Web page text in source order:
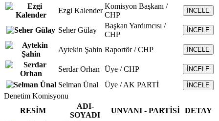
Ezgi Kalender
Komisyon Başkanı /
CHP
İNCELE
Seher Gülay
Başkan Yardımcısı /
CHP
İNCELE
Aytekin Şahin Raportör / CHP İNCELE
Serdar Orhan Üye / CHP İNCELE
Selman Ünal Üye / AK PARTİ İNCELE
Denetim Komisyonu
RESİM
ADI-
SOYADI
UNVANI - PARTİSİ DETAY